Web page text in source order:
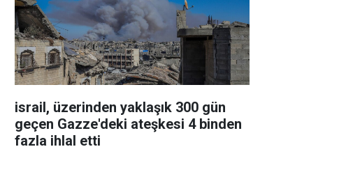
israil, üzerinden yaklaşık 300 gün
geçen Gazze'deki ateşkesi 4 binden
fazla ihlal etti